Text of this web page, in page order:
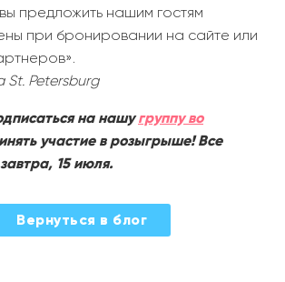
предложить нашим гостям
при бронировании на сайте или
St. Petersburg
на нашугруппу во
участие в розыгрыше! Все
15 июля.
Вернуться в блог